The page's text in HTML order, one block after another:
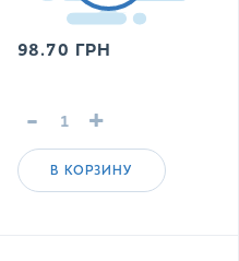
98.70 ГРН
- +
В КОРЗИНУ